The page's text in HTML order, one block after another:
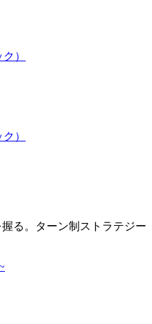
る。ターン制ストラテジー